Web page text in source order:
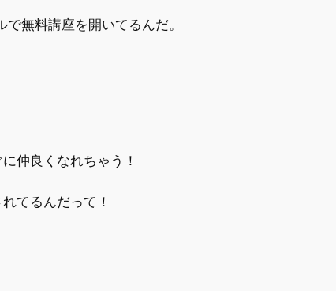
ルで無料講座を開いてるんだ。
仲良くなれちゃう！
てるんだって！